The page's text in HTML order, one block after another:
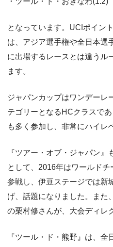
となっています。UCIポイン
は、アジア選手権や全日本選
に出場するレースとは違うル
ます。
ジャパンカップはワンデーレ
テゴリーとなるHCクラスで
も多く参加し、非常にハイレ
『ツアー・オブ・ジャパン
として、2016年はワールド
参戦し、伊豆ステージでは新
げ、話題になりました。また
の栗村修さんが、大会ディレ
『ツール・ド・熊野』は、